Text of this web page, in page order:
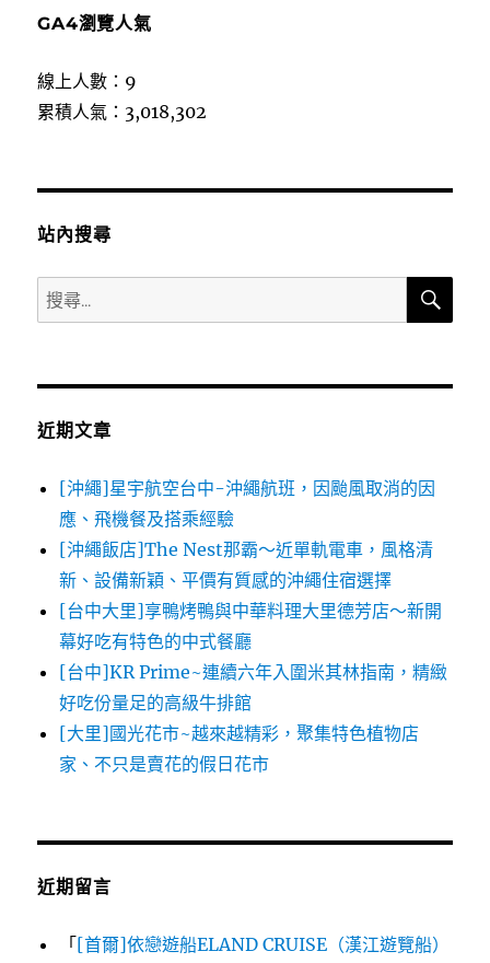
GA4瀏覽人氣
線上人數：9
累積人氣：3,018,302
站內搜尋
搜
尋
鍵
搜
近期文章
[沖繩]星宇航空台中-沖繩航班，因颱風取消的因
應、飛機餐及搭乘經驗
[沖繩飯店]The Nest那霸～近單軌電車，風格清
新、設備新穎、平價有質感的沖繩住宿選擇
[台中大里]享鴨烤鴨與中華料理大里德芳店～新開
幕好吃有特色的中式餐廳
[台中]KR Prime~連續六年入圍米其林指南，精緻
好吃份量足的高級牛排館
[大里]國光花市~越來越精彩，聚集特色植物店
家、不只是賣花的假日花市
近期留言
「[首爾]依戀遊船ELAND CRUISE（漢江遊覽船）